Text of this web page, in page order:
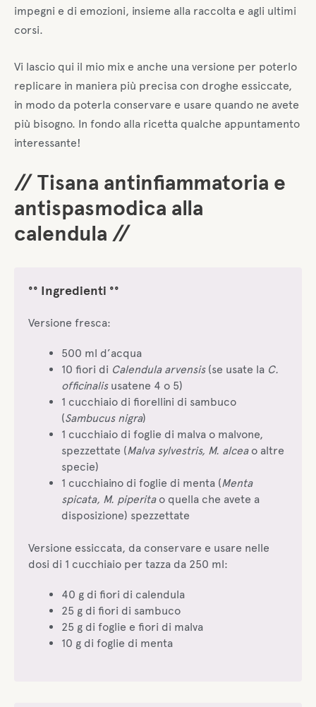
impegni e di emozioni, insieme alla raccolta e agli ultimi
corsi.
Vi lascio qui il mio mix e anche una versione per poterlo
replicare in maniera più precisa con droghe essiccate,
in modo da poterla conservare e usare quando ne avete
più bisogno. In fondo alla ricetta qualche appuntamento
interessante!
// Tisana antinfiammatoria e
antispasmodica alla
calendula //
°° Ingredienti °°
Versione fresca:
500 ml d’acqua
10 fiori di Calendula arvensis(se usate la C.
officinalisusatene 4 o 5)
1 cucchiaio di fiorellini di sambuco
(Sambucus nigra)
1 cucchiaio di foglie di malva o malvone,
spezzettate (Malva sylvestris, M. alceao altre
specie)
1 cucchiaino di foglie di menta (Menta
spicata, M. piperitao quella che avete a
disposizione) spezzettate
Versione essiccata, da conservare e usare nelle
dosi di 1 cucchiaio per tazza da 250 ml:
40 g di fiori di calendula
25 g di fiori di sambuco
25 g di foglie e fiori di malva
10 g di foglie di menta